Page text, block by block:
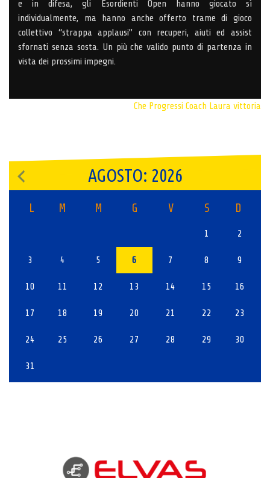
e in difesa, gli Esordienti Open hanno giocato sì
individualmente, ma hanno anche offerto trame di gioco
collettivo “strappa applausi” con recuperi, aiuti ed assist
sfornati senza sosta. Un più che valido punto di partenza in
vista dei prossimi impegni.
Che Progressi Coach Laura vittoria
AGOSTO: 2026
L M M G V S D
1 2
3 4 5 6 7 8 9
10 11 12 13 14 15 16
17 18 19 20 21 22 23
24 25 26 27 28 29 30
31